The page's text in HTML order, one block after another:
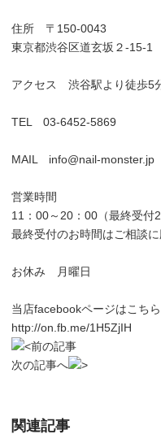
住所 〒150-0043
東京都渋谷区道玄坂２-15-
アクセス 渋谷駅より徒歩5
TEL 03-6452-5869
MAIL info@nail-monster.jp
営業時間
11：00～20：00（最終受付
最終受付のお時間はご相談に
お休み 月曜日
当店facebookページはこちら
http://on.fb.me/1H5ZjIH
前の記事
次の記事へ
関連記事